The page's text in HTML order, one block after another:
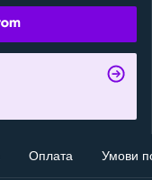
Оплата Умови